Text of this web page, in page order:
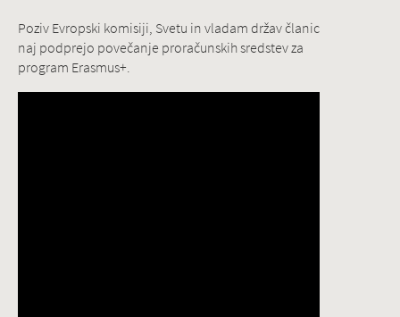
Poziv Evropski komisiji, Svetu in vladam držav članic
naj podprejo povečanje proračunskih sredstev za
program Erasmus+.